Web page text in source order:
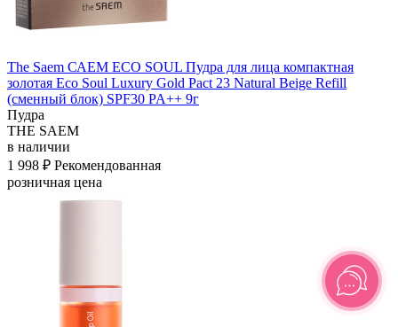
The Saem САЕМ ECO SOUL Пудра для лица компактная
золотая Eco Soul Luxury Gold Pact 23 Natural Beige Refill
(сменный блок) SPF30 PA++ 9г
Пудра
THE SAEM
в наличии
1 998 ₽ Рекомендованная
розничная цена